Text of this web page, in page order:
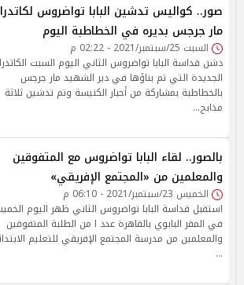
صور.. كواليس تدشين البابا تواضروس
مار جرجس بديره في الخطاطبة اليوم
السبت 25/سبتمبر/2021 - 02:22 م
دشن قداسة البابا تواضروس الثاني اليوم السبت
الجديدة التي تم بناؤها في دير الشهيد مار جرجس
بالخطاطبة بمشاركة من أحبار الكنيسة وتم تدشين ثلاثة
مذابح…
بالصور.. لقاء البابا تواضروس مع المتفوقين
والمعلمين من «المجتمع الإفريقي»
الخميس 23/سبتمبر/2021 - 06:10 م
استقبل قداسة البابا تواضروس الثاني ظهر اليوم
في المقر البابوي بالقاهرة عدد ا من الطلبة المتفوقين
والمعلمين من مدرسة المجتمع الإفريقي للتعليم
…